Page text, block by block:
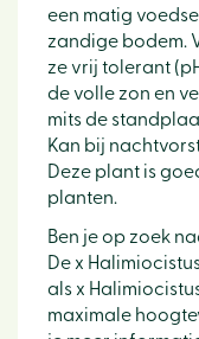
een matig
zandige bodem.
ze vrij tolerant
de volle zon en
mits de
Kan bij
Deze plant is
planten.
Ben je op zoek
De x
als x
maximale